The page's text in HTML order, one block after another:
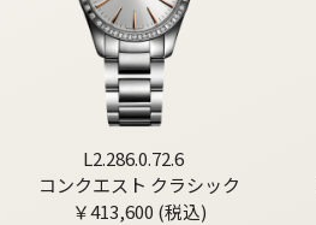
L2.286.0.72.6
コンクエスト クラシック
￥413,600 (税込)